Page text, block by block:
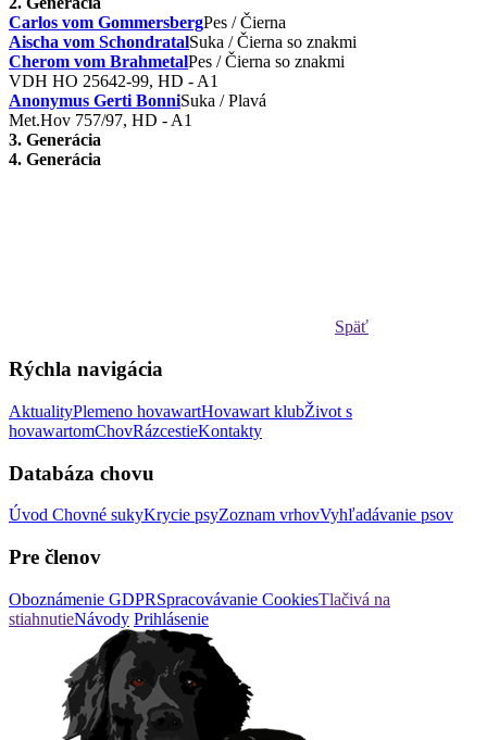
Carlos vom GommersbergPes / Čierna
Aischa vom SchondratalSuka / Čierna so znakmi
Cherom vom BrahmetalPes / Čierna so znakmi
VDH HO 25642-99, HD - A1
Anonymus Gerti BonniSuka / Plavá
Met.Hov 757/97, HD - A1
3. Generácia
4. Generácia
Späť
Rýchla navigácia
AktualityPlemeno hovawartHovawart klubŽivot s
hovawartomChovRázcestieKontakty
Databáza chovu
Úvod Chovné sukyKrycie psyZoznam vrhovVyhľadávanie psov
Pre členov
Oboznámenie GDPRSpracovávanie CookiesTlačivá na
stiahnutieNávody Prihlásenie